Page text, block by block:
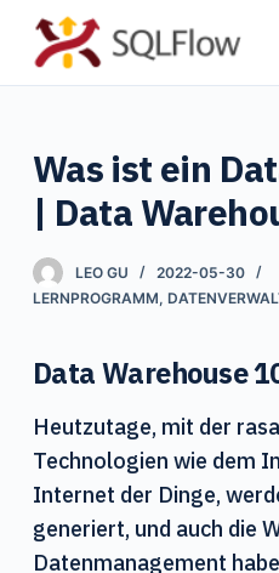
Z
u
n
n
g
e
Was ist ein
| Data
LEO GU
2022-05-30
LERNPROGRAMM,
Data Warehouse
Heutzutage, mit der
Technologien wie dem
Internet der Dinge,
generiert, und auch die
Datenmanagement